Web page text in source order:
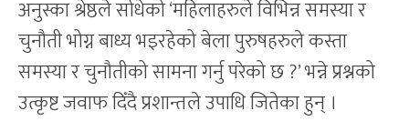
अनुस्का श्रेष्ठले सोधेको ‘महिलाहरुले विभिन्न समस्या र
चुनौती भोग्न बाध्य भइरहेको बेला पुरुषहरुले कस्ता
समस्या र चुनौतीको सामना गर्नु परेको छ ?’ भन्ने प्रश्नको
उत्कृष्ट जवाफ दिँदै प्रशान्तले उपाधि जितेका हुन् ।